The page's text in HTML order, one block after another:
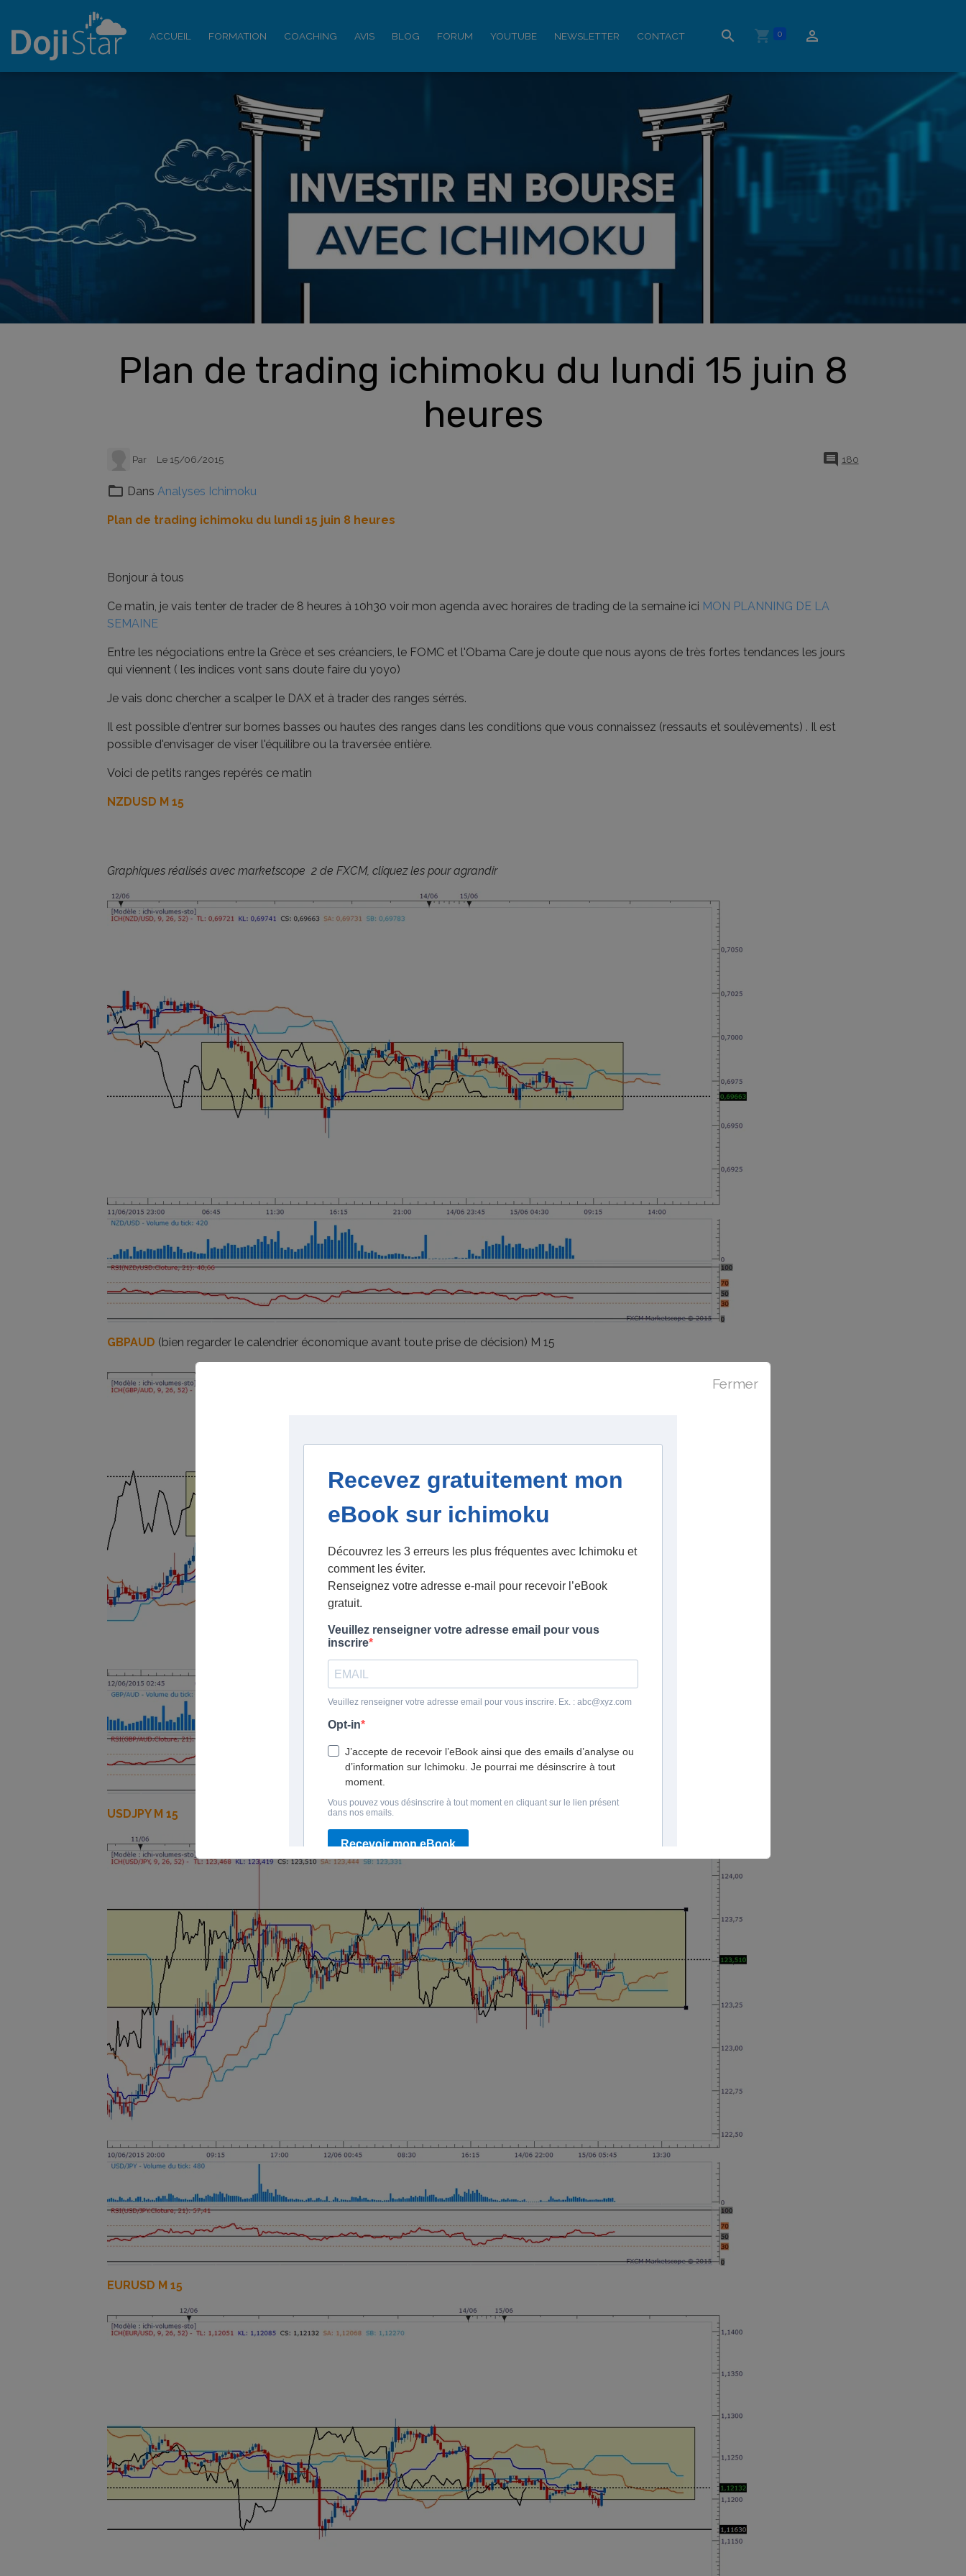
ACCUEIL FORMATION COACHING AVIS BLOG FORUM YOUTUBE NEWSLETTER CONTACT 0
Plan de trading ichimoku du lundi 15 juin 8
heures
Par Le 15/06/2015 180
DansAnalyses Ichimoku
Plan de trading ichimoku du lundi 15 juin 8 heures
Bonjour à tous
Ce matin, je vais tenter de trader de 8 heures à 10h30 voir mon agenda avec horaires de trading de la semaine ici MON PLANNING DE LA
SEMAINE
Entre les négociations entre la Grèce et ses créanciers, le FOMC et l'Obama Care je doute que nous ayons de très fortes tendances les jours
qui viennent ( les indices vont sans doute faire du yoyo)
Je vais donc chercher a scalper le DAX et à trader des ranges sérrés.
Il est possible d'entrer sur bornes basses ou hautes des ranges dans les conditions que vous connaissez (ressauts et soulèvements) . Il est
possible d'envisager de viser l'équilibre ou la traversée entière.
Voici de petits ranges repérés ce matin
NZDUSD M 15
Graphiques réalisés avec marketscope 2 de FXCM, cliquez les pour agrandir
GBPAUD (bien regarder le calendrier économique avant toute prise de décision) M 15
USDJPY M 15
EURUSD M 15
Fermer